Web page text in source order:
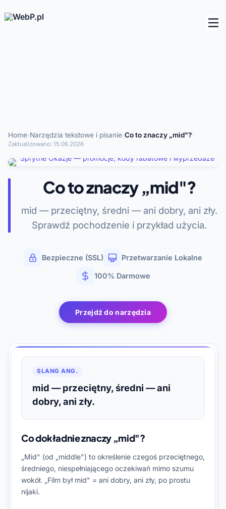
Home›Narzędzia tekstowe i pisanie›Co to znaczy „mid"?·
Zaktualizowano: 15.06.2026
Co to znaczy „mid"?
mid — przeciętny, średni — ani dobry, ani zły.
Sprawdź pochodzenie i przykład użycia.
Bezpieczne (SSL) Przetwarzanie Lokalne
100% Darmowe
Przejdź do narzędzia
SLANG ANG.
mid — przeciętny, średni — ani
dobry, ani zły.
Co dokładnie znaczy „mid"?
„Mid" (od „middle") to określenie czegoś przeciętnego,
średniego, niespełniającego oczekiwań mimo szumu
wokół. „Film był mid" = ani dobry, ani zły, po prostu
nijaki.